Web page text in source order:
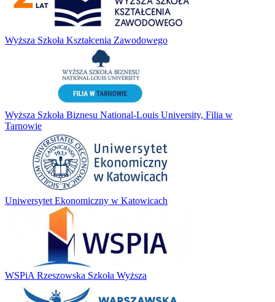
Wyższa Szkoła Kształcenia Zawodowego
Wyższa Szkoła Biznesu National-Louis University, Filia w
Tarnowie
Uniwersytet Ekonomiczny w Katowicach
WSPiA Rzeszowska Szkoła Wyższa